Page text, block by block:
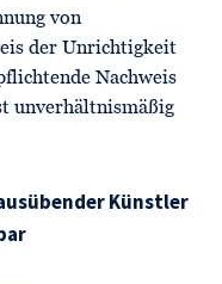
von
der Unrichtigkeit
Nachweis
unverhältnismäßig
Künstler